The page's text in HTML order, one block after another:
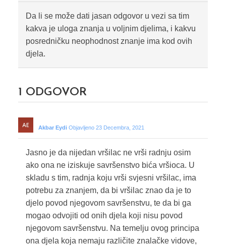
Da li se može dati jasan odgovor u vezi sa tim
kakva je uloga znanja u voljnim djelima, i kakvu
posredničku neophodnost znanje ima kod ovih
djela.
1 ODGOVOR
Akbar Eydi Objavljeno 23 Decembra, 2021
Jasno je da nijedan vršilac ne vrši radnju osim
ako ona ne iziskuje savršenstvo bića vršioca. U
skladu s tim, radnja koju vrši svjesni vršilac, ima
potrebu za znanjem, da bi vršilac znao da je to
djelo povod njegovom savršenstvu, te da bi ga
mogao odvojiti od onih djela koji nisu povod
njegovom savršenstvu. Na temelju ovog principa
ona djela koja nemaju različite znalačke vidove,